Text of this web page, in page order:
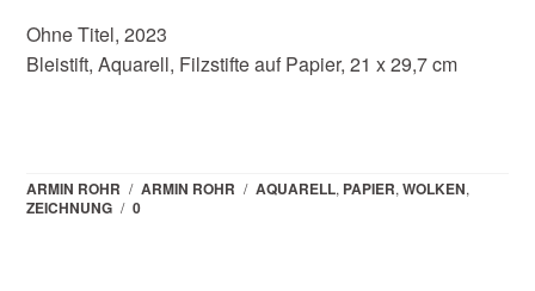
Ohne Titel, 2023
Bleistift, Aquarell, Filzstifte auf Papier, 21 x 29,7 cm
ARMIN ROHR / ARMIN ROHR / AQUARELL, PAPIER,WOLKEN,
ZEICHNUNG / 0